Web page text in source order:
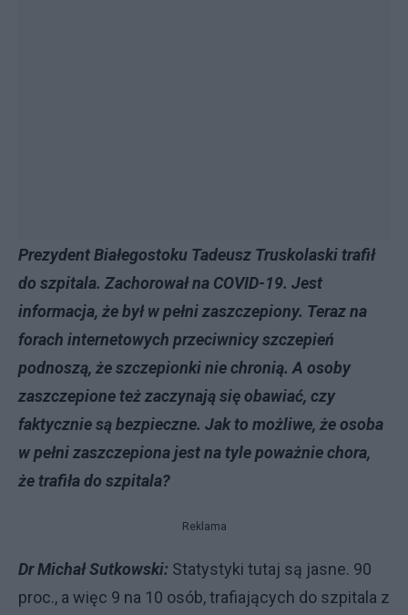
Prezydent Białegostoku Tadeusz Truskolaski trafił
do szpitala. Zachorował na COVID-19. Jest
informacja, że był w pełni zaszczepiony. Teraz na
forach internetowych przeciwnicy szczepień
podnoszą, że szczepionki nie chronią. A osoby
zaszczepione też zaczynają się obawiać, czy
faktycznie są bezpieczne. Jak to możliwe, że osoba
w pełni zaszczepiona jest na tyle poważnie chora,
że trafiła do szpitala?
Reklama
Dr Michał Sutkowski: Statystyki tutaj są jasne. 90
proc., a więc 9 na 10 osób, trafiających do szpitala z